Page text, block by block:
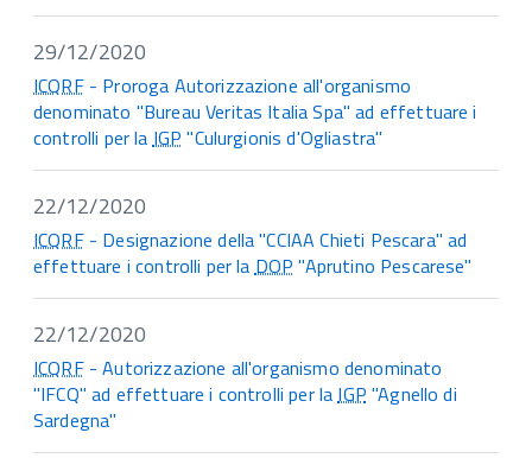
29/12/2020
ICQRF- Proroga Autorizzazione all'organismo
denominato "Bureau Veritas Italia Spa" ad effettuare i
controlli per laIGP "Culurgionis d'Ogliastra"
22/12/2020
ICQRF- Designazione della "CCIAA Chieti Pescara" ad
effettuare i controlli per laDOP "Aprutino Pescarese"
22/12/2020
ICQRF- Autorizzazione all'organismo denominato
"IFCQ" ad effettuare i controlli per laIGP "Agnello di
Sardegna"